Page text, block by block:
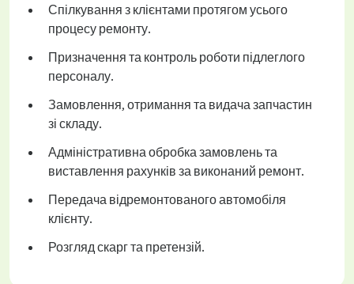
Спілкування з клієнтами протягом усього
процесу ремонту.
Призначення та контроль роботи підлеглого
персоналу.
Замовлення, отримання та видача запчастин
зі складу.
Адміністративна обробка замовлень та
виставлення рахунків за виконаний ремонт.
Передача відремонтованого автомобіля
клієнту.
Розгляд скарг та претензій.